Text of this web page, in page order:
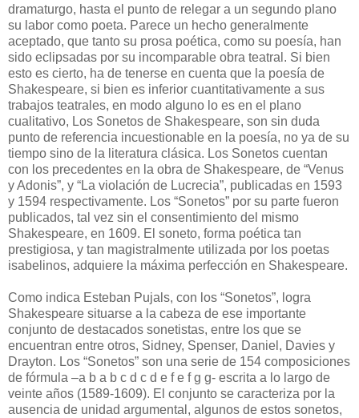
dramaturgo, hasta el punto de relegar a un segundo plano
su labor como poeta. Parece un hecho generalmente
aceptado, que tanto su prosa poética, como su poesía, han
sido eclipsadas por su incomparable obra teatral. Si bien
esto es cierto, ha de tenerse en cuenta que la poesía de
Shakespeare, si bien es inferior cuantitativamente a sus
trabajos teatrales, en modo alguno lo es en el plano
cualitativo, Los Sonetos de Shakespeare, son sin duda
punto de referencia incuestionable en la poesía, no ya de su
tiempo sino de la literatura clásica. Los Sonetos cuentan
con los precedentes en la obra de Shakespeare, de “Venus
y Adonis”, y “La violación de Lucrecia”, publicadas en 1593
y 1594 respectivamente. Los “Sonetos” por su parte fueron
publicados, tal vez sin el consentimiento del mismo
Shakespeare, en 1609. El soneto, forma poética tan
prestigiosa, y tan magistralmente utilizada por los poetas
isabelinos, adquiere la máxima perfección en Shakespeare.
Como indica Esteban Pujals, con los “Sonetos”, logra
Shakespeare situarse a la cabeza de ese importante
conjunto de destacados sonetistas, entre los que se
encuentran entre otros, Sidney, Spenser, Daniel, Davies y
Drayton. Los “Sonetos” son una serie de 154 composiciones
de fórmula –a b a b c d c d e f e f g g- escrita a lo largo de
veinte años (1589-1609). El conjunto se caracteriza por la
ausencia de unidad argumental, algunos de estos sonetos,